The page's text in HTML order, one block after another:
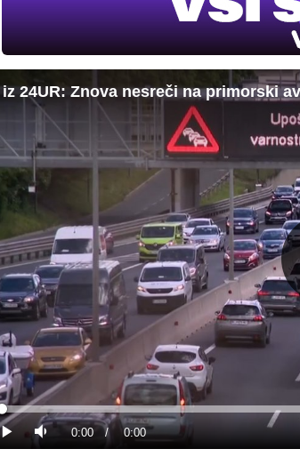
iz 24UR: Znova nesreči na primorski
PredvajajTiho Current
0:00 / Duration
0:00
Loaded:
0%